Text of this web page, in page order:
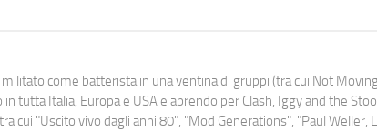
come batterista in una ventina di gruppi (tra cui Not
tutta Italia, Europa e USA e aprendo per Clash, Iggy and the
cui "Uscito vivo dagli anni 80", "Mod Generations", "Paul Weller,